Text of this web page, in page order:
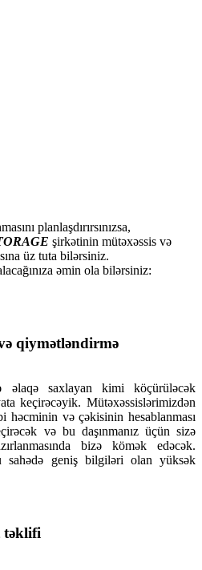
planlaşdırırsınızsa,
şirkətinin mütəxəssis və
üz tuta bilərsiniz.
əmin ola bilərsiniz:
qiymətləndirmə
əlaqə saxlayan kimi köçürüləcək
keçirəcəyik. Mütəxəssislərimizdən
həcminin və çəkisinin hesablanması
və bu daşınmanız üçün sizə
bizə kömək edəcək.
sahədə geniş bilgiləri olan yüksək
təklifi